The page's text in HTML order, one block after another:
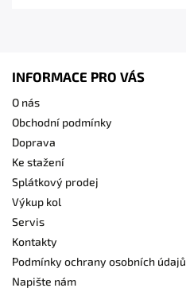
INFORMACE PRO VÁS
O nás
Obchodní podmínky
Doprava
Ke stažení
Splátkový prodej
Výkup kol
Servis
Kontakty
Podmínky ochrany osobních údajů
Napište nám